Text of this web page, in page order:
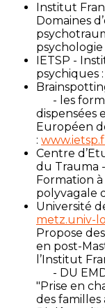
Institut
Domaines
psychologie
IETSP -
psychiques :
- les
dispensées
Européen
:
Centre
du Trauma -
Formation
polyvagale
Université
metz.univ-
Propose
en post-
l’Institut
- DU
"Prise en
des familles